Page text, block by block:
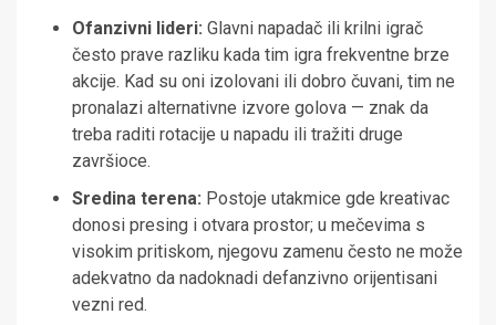
Ofanzivni lideri: Glavni napadač ili krilni igrač
često prave razliku kada tim igra frekventne brze
akcije. Kad su oni izolovani ili dobro čuvani, tim ne
pronalazi alternativne izvore golova — znak da
treba raditi rotacije u napadu ili tražiti druge
završioce.
Sredina terena: Postoje utakmice gde kreativac
donosi presing i otvara prostor; u mečevima s
visokim pritiskom, njegovu zamenu često ne može
adekvatno da nadoknadi defanzivno orijentisani
vezni red.